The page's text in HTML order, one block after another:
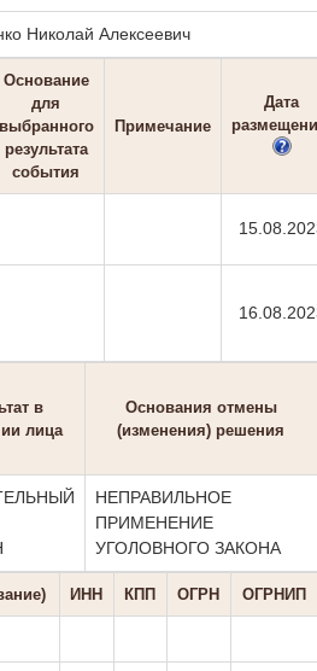
Николай Алексеевич
Основание
для
выбранного
результата
события
Примечание
Дата
в
лица
Основания отмены
(изменения) решения
НЕПРАВИЛЬНОЕ
ПРИМЕНЕНИЕ
УГОЛОВНОГО ЗАКОНА
ИНН КПП ОГРН ОГРНИП